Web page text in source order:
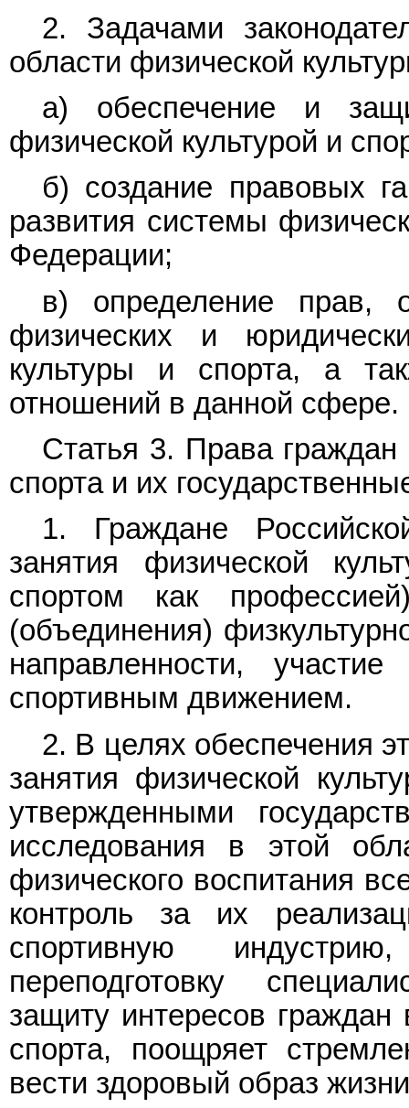
2. Задачами
области физической
а) обеспечение и
физической культурой и
б) создание правовых
развития системы
Федерации;
в) определение прав,
физических и
культуры и спорта, а
отношений в данной сфере.
Статья 3. Права граждан
спорта и их
1. Граждане
занятия физической
спортом как
(объединения)
направленности,
спортивным движением.
2. В целях обеспечения
занятия физической
утвержденными
исследования в этой
физического воспитания
контроль за их
спортивную
переподготовку
защиту интересов граждан
спорта, поощряет
вести здоровый образ